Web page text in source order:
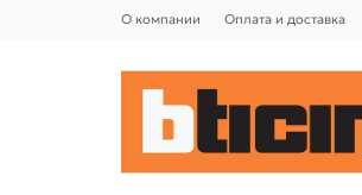
О компании Оплата и доставка